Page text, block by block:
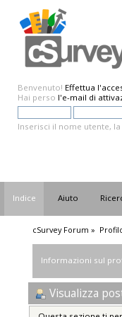
Benvenuto! Effettua
Hai perso l'e-mail di
Inserisci il nome utente,
Indice Aiuto
cSurvey Forum »
Informazioni sul
Visualizza